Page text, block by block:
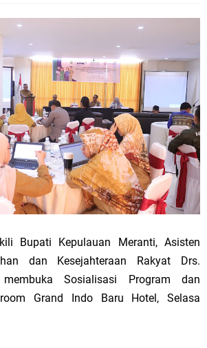
Bupati Kepulauan Meranti, Asisten
dan Kesejahteraan Rakyat Drs.
Sosialisasi Program dan
Grand Indo Baru Hotel, Selasa